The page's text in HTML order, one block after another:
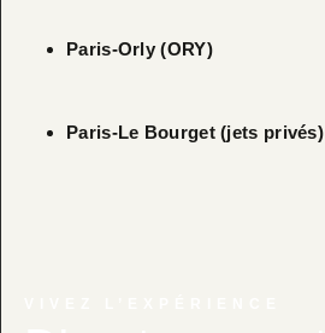
Paris-Orly (ORY)
Paris-Le Bourget (jets privés)